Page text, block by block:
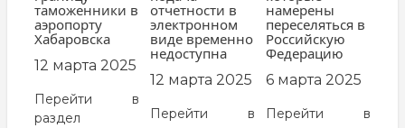
таможенники в
аэропорту
Хабаровска
12 марта 2025
Перейти в
раздел
отчетности в
электронном
виде временно
недоступна
12 марта 2025
Перейти в
намерены
переселяться в
Российскую
Федерацию
6 марта 2025
Перейти в